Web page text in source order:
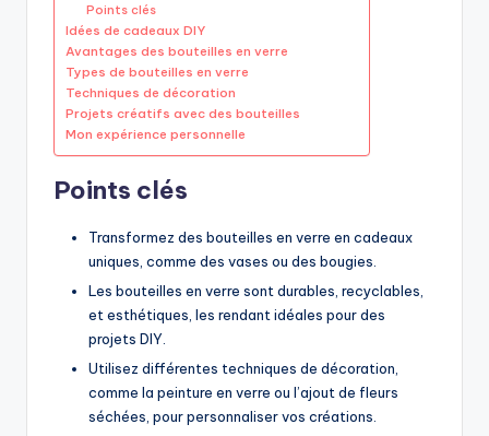
Points clés
Idées de cadeaux DIY
Avantages des bouteilles en verre
Types de bouteilles en verre
Techniques de décoration
Projets créatifs avec des bouteilles
Mon expérience personnelle
Points clés
Transformez des bouteilles en verre en cadeaux
uniques, comme des vases ou des bougies.
Les bouteilles en verre sont durables, recyclables,
et esthétiques, les rendant idéales pour des
projets DIY.
Utilisez différentes techniques de décoration,
comme la peinture en verre ou l’ajout de fleurs
séchées, pour personnaliser vos créations.